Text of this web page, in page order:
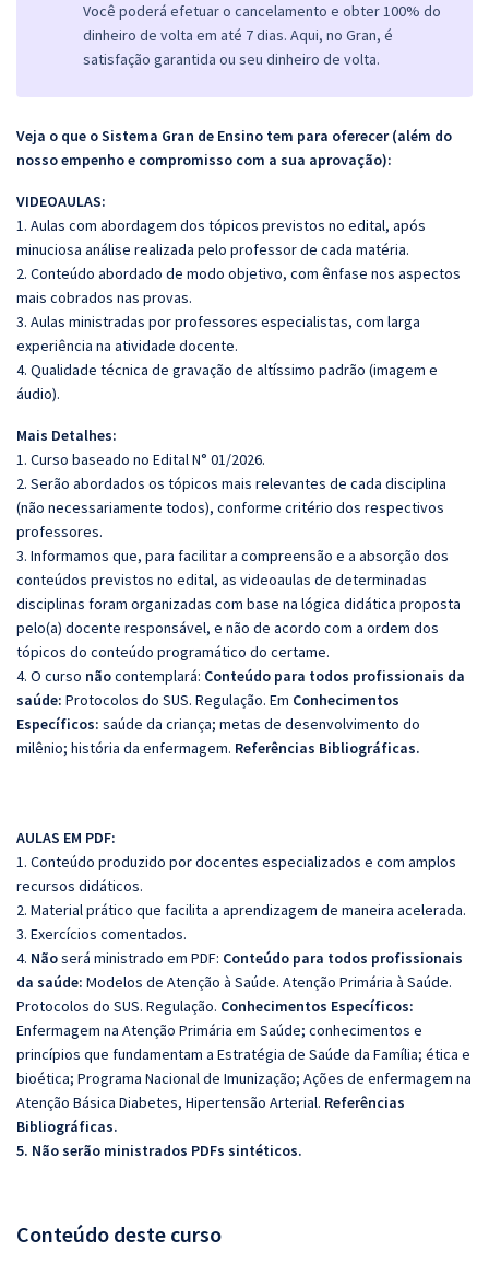
Você poderá efetuar o cancelamento e obter 100% do
dinheiro de volta em até 7 dias. Aqui, no Gran, é
satisfação garantida ou seu dinheiro de volta.
Veja o que o Sistema Gran de Ensino tem para oferecer (além do
nosso empenho e compromisso com a sua aprovação):
VIDEOAULAS:
1. Aulas com abordagem dos tópicos previstos no edital, após
minuciosa análise realizada pelo professor de cada matéria.
2. Conteúdo abordado de modo objetivo, com ênfase nos aspectos
mais cobrados nas provas.
3. Aulas ministradas por professores especialistas, com larga
experiência na atividade docente.
4. Qualidade técnica de gravação de altíssimo padrão (imagem e
áudio).
Mais Detalhes:
1. Curso baseado no Edital N° 01/2026.
2. Serão abordados os tópicos mais relevantes de cada disciplina
(não necessariamente todos), conforme critério dos respectivos
professores.
3. Informamos que, para facilitar a compreensão e a absorção dos
conteúdos previstos no edital, as videoaulas de determinadas
disciplinas foram organizadas com base na lógica didática proposta
pelo(a) docente responsável, e não de acordo com a ordem dos
tópicos do conteúdo programático do certame.
4. O curso nãocontemplará: Conteúdo para todos profissionais da
saúde: Protocolos do SUS. Regulação. Em Conhecimentos
Específicos: saúde da criança; metas de desenvolvimento do
milênio; história da enfermagem. Referências Bibliográficas.
AULAS EM PDF:
1. Conteúdo produzido por docentes especializados e com amplos
recursos didáticos.
2. Material prático que facilita a aprendizagem de maneira acelerada.
3. Exercícios comentados.
4. Nãoserá ministrado em PDF: Conteúdo para todos profissionais
da saúde: Modelos de Atenção à Saúde. Atenção Primária à Saúde.
Protocolos do SUS. Regulação. Conhecimentos Específicos:
Enfermagem na Atenção Primária em Saúde; conhecimentos e
princípios que fundamentam a Estratégia de Saúde da Família; ética e
bioética; Programa Nacional de Imunização; Ações de enfermagem na
Atenção Básica Diabetes, Hipertensão Arterial. Referências
Bibliográficas.
5. Não serão ministrados PDFs sintéticos.
Conteúdo deste curso